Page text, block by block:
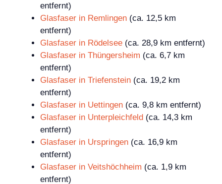
entfernt)
Glasfaser in Remlingen (ca. 12,5 km
entfernt)
Glasfaser in Rödelsee (ca. 28,9 km entfernt)
Glasfaser in Thüngersheim (ca. 6,7 km
entfernt)
Glasfaser in Triefenstein (ca. 19,2 km
entfernt)
Glasfaser in Uettingen (ca. 9,8 km entfernt)
Glasfaser in Unterpleichfeld (ca. 14,3 km
entfernt)
Glasfaser in Urspringen (ca. 16,9 km
entfernt)
Glasfaser in Veitshöchheim (ca. 1,9 km
entfernt)